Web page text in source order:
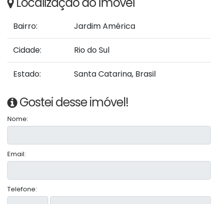
Bairro: Jardim América
Cidade: Rio do Sul
Estado: Santa Catarina, Brasil
Gostei desse imóvel!
Nome:
Email:
Telefone: